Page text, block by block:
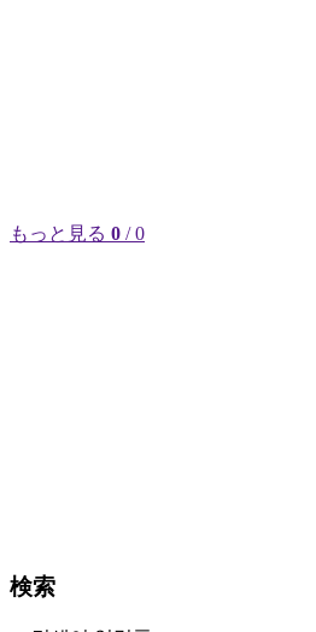
もっと見る 0 / 0
検索